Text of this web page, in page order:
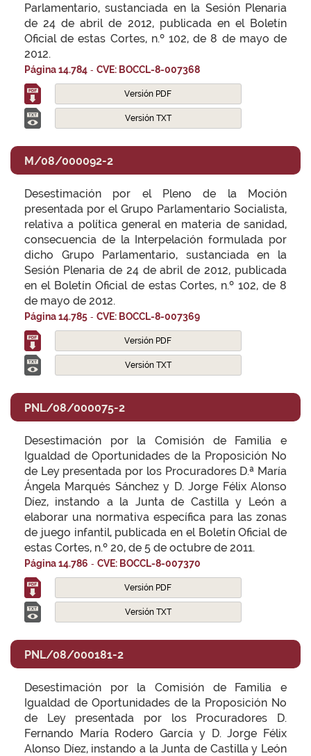
Parlamentario, sustanciada en la Sesión Plenaria
de 24 de abril de 2012, publicada en el Boletín
Oficial de estas Cortes, n.º 102, de 8 de mayo de
2012.
Página 14.784 - CVE: BOCCL-8-007368
Versión PDF
Versión TXT
M/08/000092-2
Desestimación por el Pleno de la Moción
presentada por el Grupo Parlamentario Socialista,
relativa a política general en materia de sanidad,
consecuencia de la Interpelación formulada por
dicho Grupo Parlamentario, sustanciada en la
Sesión Plenaria de 24 de abril de 2012, publicada
en el Boletín Oficial de estas Cortes, n.º 102, de 8
de mayo de 2012.
Página 14.785 - CVE: BOCCL-8-007369
Versión PDF
Versión TXT
PNL/08/000075-2
Desestimación por la Comisión de Familia e
Igualdad de Oportunidades de la Proposición No
de Ley presentada por los Procuradores D.ª María
Ángela Marqués Sánchez y D. Jorge Félix Alonso
Díez, instando a la Junta de Castilla y León a
elaborar una normativa específica para las zonas
de juego infantil, publicada en el Boletín Oficial de
estas Cortes, n.º 20, de 5 de octubre de 2011.
Página 14.786 - CVE: BOCCL-8-007370
Versión PDF
Versión TXT
PNL/08/000181-2
Desestimación por la Comisión de Familia e
Igualdad de Oportunidades de la Proposición No
de Ley presentada por los Procuradores D.
Fernando María Rodero García y D. Jorge Félix
Alonso Díez, instando a la Junta de Castilla y León